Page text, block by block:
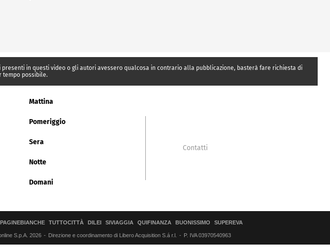
in questi video o gli autori avessero qualcosa in contrario alla pubblicazione, basterà fare richiesta di
tempo possibile.
Mattina
Pomeriggio
Sera
Notte
Domani
Contatti
PAGINEBIANCHE TUTTOCITTÀ DILEI SIVIAGGIA QUIFINANZA BUONISSIMO SUPEREVA
S.p.A. 2026 Direzione e coordinamento di Libero Acquisition S.á r.l. P. IVA 03970540963